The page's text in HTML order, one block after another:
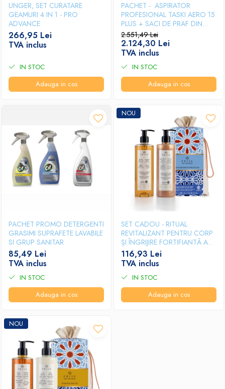
UNGER, SET CURATARE
GEAMURI 4 IN 1 - PRO
ADVANCE
266,95 Lei
TVA inclus
IN STOC
Adauga in cos
PACHET - ASPIRATOR
PROFESIONAL TASKI AERO 15
PLUS + SACI DE PRAF DIN
HARTIE TASKI AERO10
BUCATI/SET
2.551,49 Lei
2.124,30 Lei
TVA inclus
IN STOC
Adauga in cos
PACHET PROMO DETERGENTI
GRASIMI SUPRAFETE LAVABILE
SI GRUP SANITAR
85,49 Lei
TVA inclus
IN STOC
Adauga in cos
NOU
SET CADOU - RITUAL
REVITALIZANT PENTRU CORP
ȘI ÎNGRIJIRE FORTIFIANTĂ A
PĂRULUI PRIJA
116,93 Lei
TVA inclus
IN STOC
Adauga in cos
NOU